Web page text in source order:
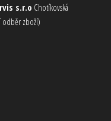
s.r.o Chotíkovská
odběr zboží)